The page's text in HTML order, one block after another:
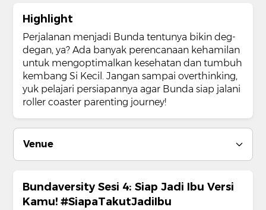
Highlight
Perjalanan menjadi Bunda tentunya bikin deg-
degan, ya? Ada banyak perencanaan kehamilan
untuk mengoptimalkan kesehatan dan tumbuh
kembang Si Kecil. Jangan sampai overthinking,
yuk pelajari persiapannya agar Bunda siap jalani
roller coaster parenting journey!
Venue
Bundaversity Sesi 4: Siap Jadi Ibu Versi
Kamu! #SiapaTakutJadiIbu